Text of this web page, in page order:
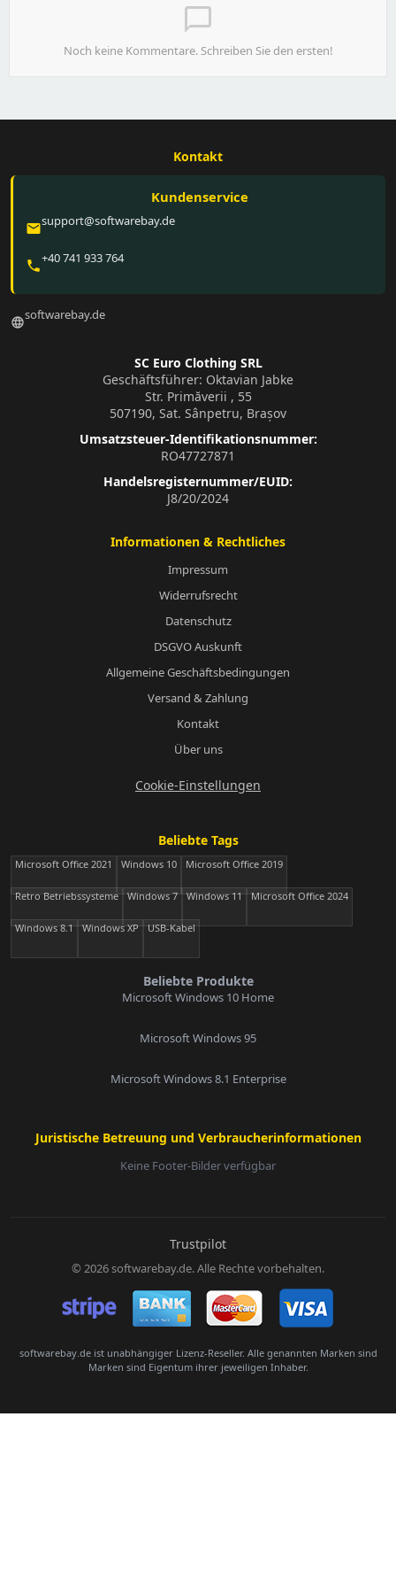
chat_bubble_outline
Noch keine Kommentare. Schreiben Sie den ersten!
Kontakt
Kundenservice
emailsupport@softwarebay.de
phone+40 741 933 764
languagesoftwarebay.de
SC Euro Clothing SRL
Geschäftsführer: Oktavian Jabke
Str. Primăverii , 55
507190, Sat. Sânpetru, Brașov
Umsatzsteuer-Identifikationsnummer:
RO47727871
Handelsregisternummer/EUID:
J8/20/2024
Informationen & Rechtliches
Impressum
Widerrufsrecht
Datenschutz
DSGVO Auskunft
Allgemeine Geschäftsbedingungen
Versand & Zahlung
Kontakt
Über uns
Cookie-Einstellungen
Beliebte Tags
Microsoft Office 2021 Windows 10 Microsoft Office 2019
Retro Betriebssysteme Windows 7 Windows 11 Microsoft Office 2024
Windows 8.1 Windows XP USB-Kabel
Beliebte Produkte
Microsoft Windows 10 Home
Microsoft Windows 95
Microsoft Windows 8.1 Enterprise
Juristische Betreuung und Verbraucherinformationen
Keine Footer-Bilder verfügbar
Trustpilot
© 2026 softwarebay.de. Alle Rechte vorbehalten.
softwarebay.de ist unabhängiger Lizenz-Reseller. Alle genannten Marken sind
Marken sind Eigentum ihrer jeweiligen Inhaber.